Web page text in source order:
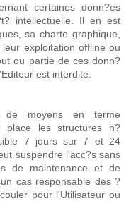
certaines donn?es
intellectuelle. Il en est
sa charte graphique,
exploitation offline ou
ou partie de ces donn?
est interdite.
de moyens en terme
place les structures n?
7 jours sur 7 et 24
suspendre l'acc?s sans
de maintenance et de
cas responsable des ?
pour l'Utilisateur ou